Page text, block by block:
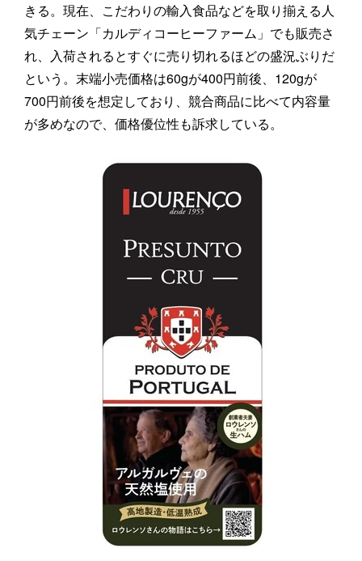
きる。現在、こだわりの輸入食品などを取り揃える人
気チェーン「カルディコーヒーファーム」でも販売さ
れ、入荷されるとすぐに売り切れるほどの盛況ぶりだ
という。末端小売価格は60gが400円前後、120gが
700円前後を想定しており、競合商品に比べて内容量
が多めなので、価格優位性も訴求している。